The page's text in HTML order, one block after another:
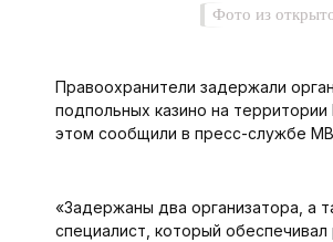
Фото из
Правоохранители задержали
подпольных казино на
этом сообщили в пресс-службе
«Задержаны два организатора, а
специалист, который обеспечивал